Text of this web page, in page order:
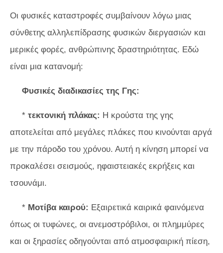
Οι φυσικές καταστροφές συμβαίνουν λόγω μιας
σύνθετης αλληλεπίδρασης φυσικών διεργασιών και
μερικές φορές, ανθρώπινης δραστηριότητας. Εδώ
είναι μια κατανομή:
Φυσικές διαδικασίες της Γης:
* τεκτονική πλάκας: Η κρούστα της γης
αποτελείται από μεγάλες πλάκες που κινούνται αργά
με την πάροδο του χρόνου. Αυτή η κίνηση μπορεί να
προκαλέσει σεισμούς, ηφαιστειακές εκρήξεις και
τσουνάμι.
* Μοτίβα καιρού: Εξαιρετικά καιρικά φαινόμενα
όπως οι τυφώνες, οι ανεμοστρόβιλοι, οι πλημμύρες
και οι ξηρασίες οδηγούνται από ατμοσφαιρική πίεση,